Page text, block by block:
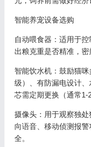
智能养宠设备选购
自动喂食器：适用于
出粮克重是否精准，密
智能饮水机：鼓励猫
级）、有防漏电设计
芯需定期更换（通常1-2
摄像头：用于观察独
向语音、移动侦测报
全。